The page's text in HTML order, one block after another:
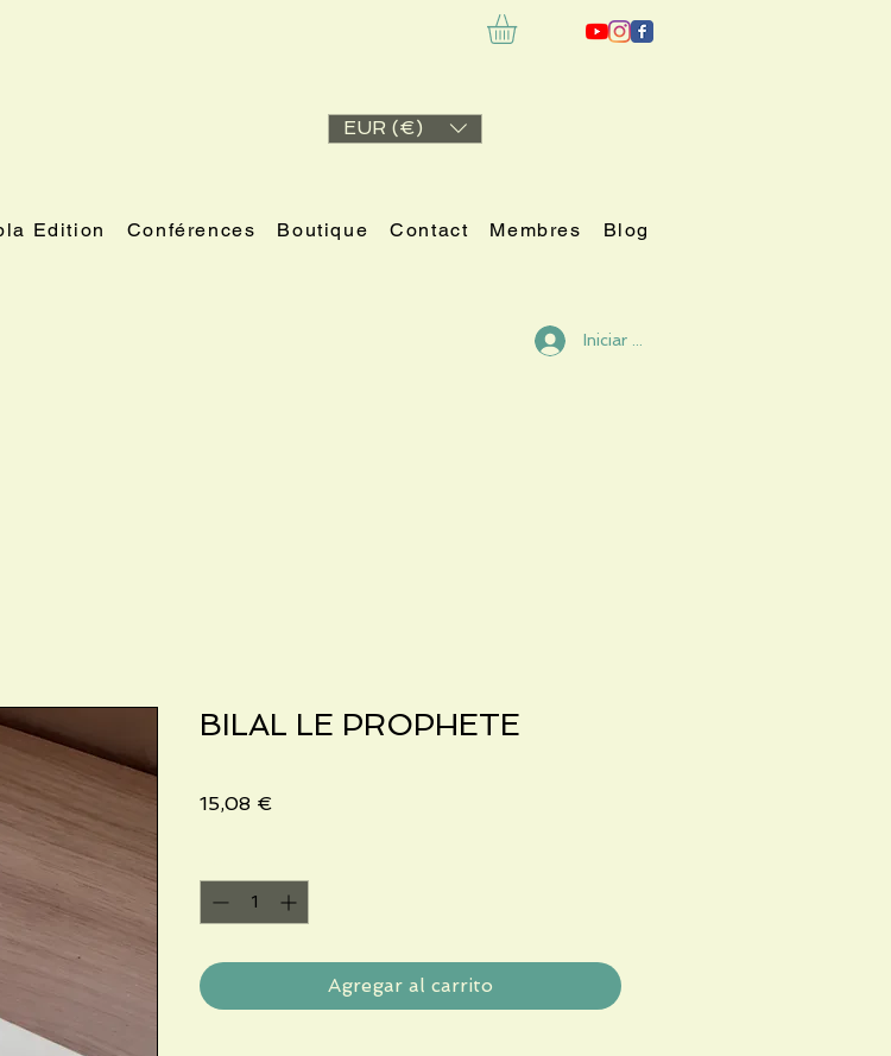
EUR (€)
Edition Conférences Boutique Contact Membres Blog
Iniciar sesión
BILAL LE PROPHETE
15,08 €
Agregar al carrito